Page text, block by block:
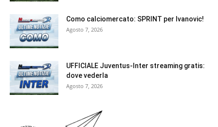
Como calciomercato: SPRINT per Ivanovic!
Agosto 7, 2026
UFFICIALE Juventus-Inter streaming gratis:
dove vederla
Agosto 7, 2026